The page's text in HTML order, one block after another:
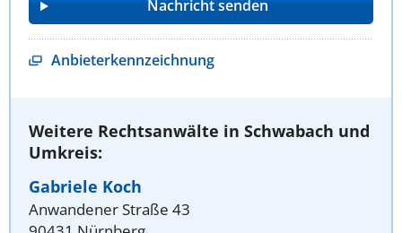
Anbieterkennzeichnung
Weitere Rechtsanwälte in Schwabach und
Umkreis:
Gabriele Koch
Anwandener Straße 43